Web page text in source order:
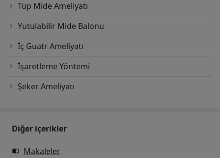
Tüp Mide Ameliyatı
Yutulabilir Mide Balonu
İç Guatr Ameliyatı
İşaretleme Yöntemi
Şeker Ameliyatı
Diğer içerikler
Makaleler